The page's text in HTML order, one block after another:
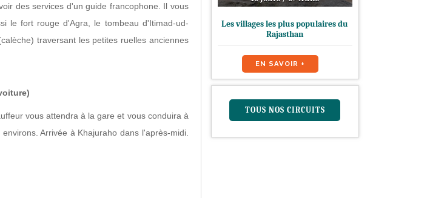
des services d'un guide francophone. Il vous
le fort rouge d'Agra, le tombeau d'Itimad-ud-
traversant les petites ruelles anciennes
vous attendra à la gare et vous conduira à
Arrivée à Khajuraho dans l'après-midi.
Les villages les plus populaires du
Rajasthan
EN SAVOIR +
TOUS NOS CIRCUITS